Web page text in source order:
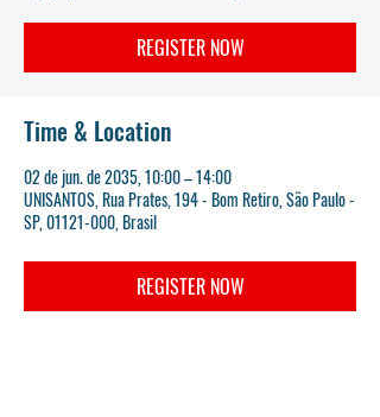
REGISTER NOW
Time & Location
02 de jun. de 2035, 10:00 – 14:00
UNISANTOS, Rua Prates, 194 - Bom Retiro, São Paulo -
SP, 01121-000, Brasil
REGISTER NOW